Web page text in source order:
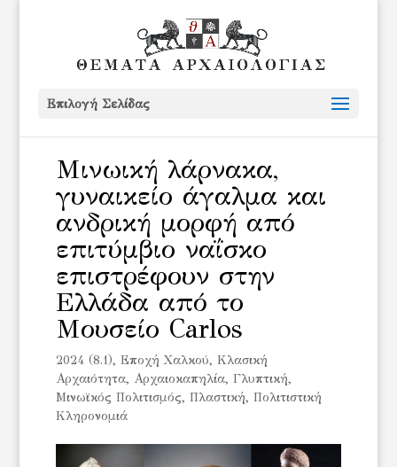
Επιλογή Σελίδας
Μινωική λάρνακα,
γυναικείο άγαλμα και
ανδρική μορφή από
επιτύμβιο ναΐσκο
επιστρέφουν στην
Ελλάδα από το
Μουσείο Carlos
2024 (8.1), Eποχή Χαλκού, Kλασική
Αρχαιότητα, Αρχαιοκαπηλία, Γλυπτική,
Μινωϊκός Πολιτισμός, Πλαστική, Πολιτιστική
Κληρονομιά